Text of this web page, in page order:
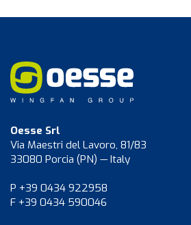
Oesse Srl
Via Maestri del Lavoro, 81/83
33080 Porcia (PN) — Italy
P +39 0434 922958
F +39 0434 590046